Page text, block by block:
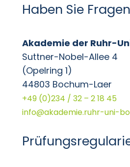
Haben Sie
Akademie der Ruhr-
Suttner-Nobel-Allee 4
(Opelring 1)
44803 Bochum-Laer
+49 (0)234 / 32 – 2 18 45
info@akademie.ruhr-uni-